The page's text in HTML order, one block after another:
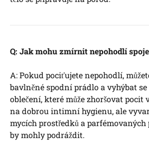
Q: Jak mohu zmírnit nepohodlí
A: Pokud pociťujete nepohodlí,
bavlněné spodní prádlo a vyhýbat
oblečení, které může zhoršovat pocit
na dobrou intimní hygienu, ale
mycích prostředků a
by mohly podráždit.